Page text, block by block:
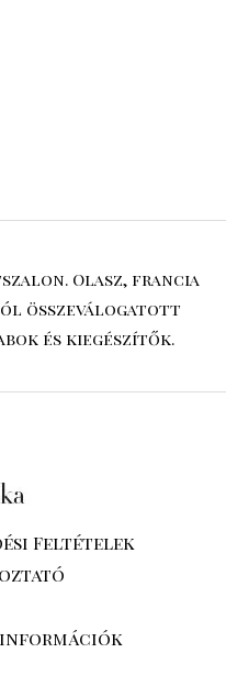
Olasz, francia
összeválogatott
és kiegészítők.
Feltételek